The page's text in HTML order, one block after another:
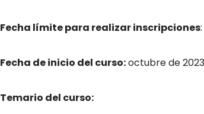
Fecha límite para realizar inscripciones
Fecha de inicio del curso:octubre de 2023
Temario del curso: